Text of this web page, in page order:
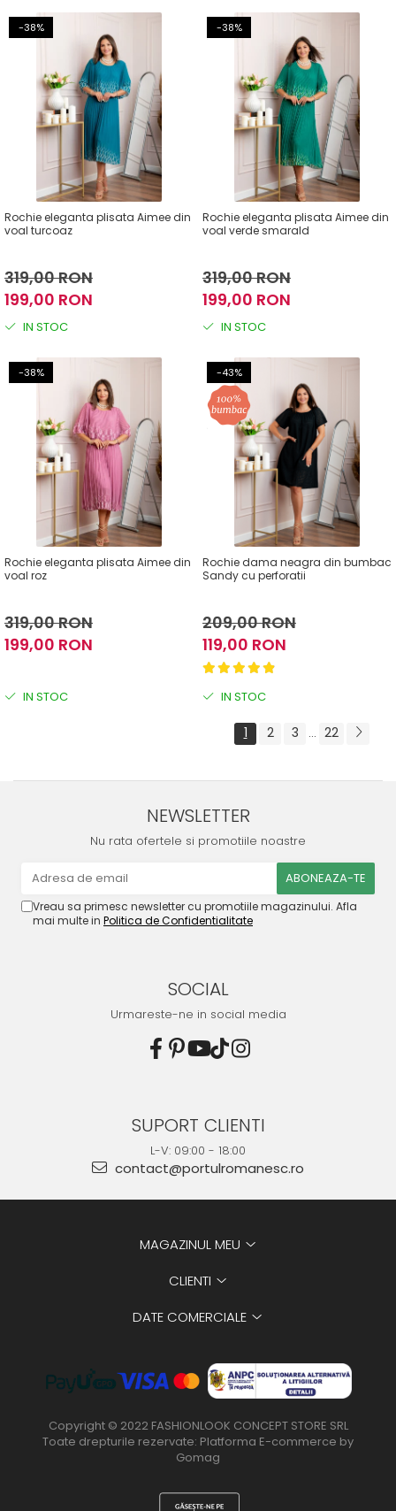
-38%
Rochie eleganta plisata Aimee din
voal turcoaz
319,00 RON
199,00 RON
IN STOC
-38%
Rochie eleganta plisata Aimee din
voal verde smarald
319,00 RON
199,00 RON
IN STOC
-38%
Rochie eleganta plisata Aimee din
voal roz
319,00 RON
199,00 RON
IN STOC
-43%
Rochie dama neagra din bumbac
Sandy cu perforatii
209,00 RON
119,00 RON
IN STOC
1 2 3 ... 22
NEWSLETTER
Nu rata ofertele si promotiile noastre
Vreau sa primesc newsletter cu promotiile magazinului. Afla
mai multe in Politica de Confidentialitate
SOCIAL
Urmareste-ne in social media
SUPORT CLIENTI
L-V: 09:00 - 18:00
contact@portulromanesc.ro
MAGAZINUL MEU
CLIENTI
DATE COMERCIALE
Copyright © 2022 FASHIONLOOK CONCEPT STORE SRL
Toate drepturile rezervate: Platforma E-commerce by
Gomag